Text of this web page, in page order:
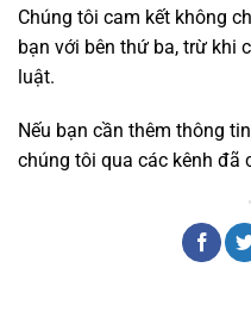
Chúng tôi cam kết không
bạn với bên thứ ba, trừ khi
luật.
Nếu bạn cần thêm thông
chúng tôi qua các kênh đã